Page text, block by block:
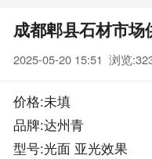
成都郫县石材市场
2025-05-20 15:51 浏览:
价格:未填
品牌:达州青
型号:光面 亚光效果